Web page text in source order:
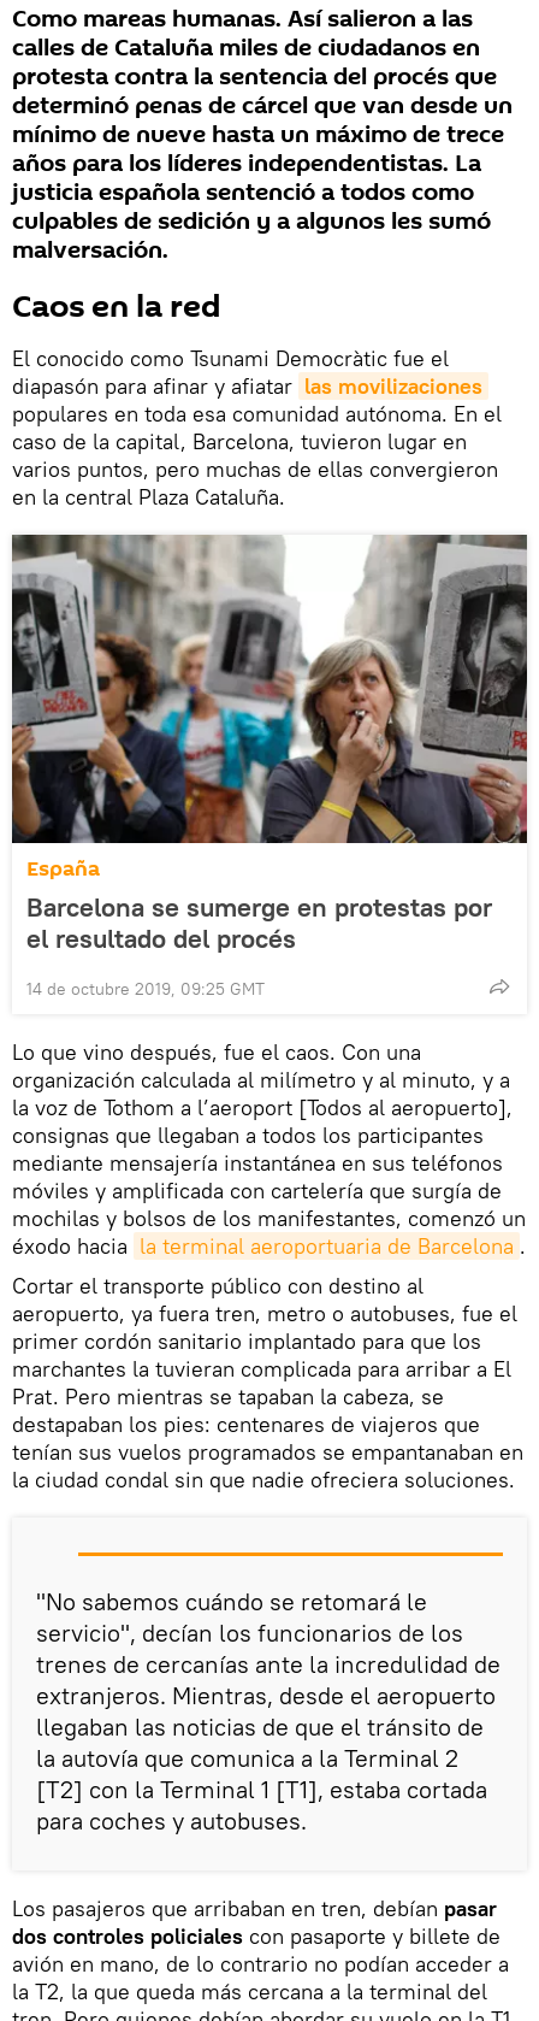
Como mareas humanas. Así salieron a las
calles de Cataluña miles de ciudadanos en
protesta contra la sentencia del procés que
determinó penas de cárcel que van desde un
mínimo de nueve hasta un máximo de trece
años para los líderes independentistas. La
justicia española sentenció a todos como
culpables de sedición y a algunos les sumó
malversación.
Caos en la red
El conocido como Tsunami Democràtic fue el
diapasón para afinar y afiatar las movilizaciones
populares en toda esa comunidad autónoma. En el
caso de la capital, Barcelona, tuvieron lugar en
varios puntos, pero muchas de ellas convergieron
en la central Plaza Cataluña.
España
Barcelona se sumerge en protestas por
el resultado del procés
14 de octubre 2019, 09:25 GMT
Lo que vino después, fue el caos. Con una
organización calculada al milímetro y al minuto, y a
la voz de Tothom a l’aeroport [Todos al aeropuerto],
consignas que llegaban a todos los participantes
mediante mensajería instantánea en sus teléfonos
móviles y amplificada con cartelería que surgía de
mochilas y bolsos de los manifestantes, comenzó un
éxodo hacia la terminal aeroportuaria de Barcelona .
Cortar el transporte público con destino al
aeropuerto, ya fuera tren, metro o autobuses, fue el
primer cordón sanitario implantado para que los
marchantes la tuvieran complicada para arribar a El
Prat. Pero mientras se tapaban la cabeza, se
destapaban los pies: centenares de viajeros que
tenían sus vuelos programados se empantanaban en
la ciudad condal sin que nadie ofreciera soluciones.
"No sabemos cuándo se retomará le
servicio", decían los funcionarios de los
trenes de cercanías ante la incredulidad de
extranjeros. Mientras, desde el aeropuerto
llegaban las noticias de que el tránsito de
la autovía que comunica a la Terminal 2
[T2] con la Terminal 1 [T1], estaba cortada
para coches y autobuses.
Los pasajeros que arribaban en tren, debían pasar
dos controles policiales con pasaporte y billete de
avión en mano, de lo contrario no podían acceder a
la T2, la que queda más cercana a la terminal del